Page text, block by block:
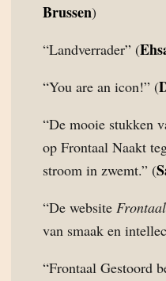
Brussen)
“Landverrader” (
“You are an icon!” (
“De mooie stukken
op Frontaal Naakt
stroom in zwemt.” (
“De website
van smaak en
“Frontaal Gestoord